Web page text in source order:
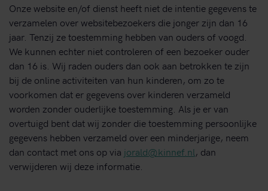
Onze website en/of dienst heeft niet de intentie gegevens te
verzamelen over websitebezoekers die jonger zijn dan 16
jaar. Tenzij ze toestemming hebben van ouders of voogd.
We kunnen echter niet controleren of een bezoeker ouder
dan 16 is. Wij raden ouders dan ook aan betrokken te zijn
bij de online activiteiten van hun kinderen, om zo te
voorkomen dat er gegevens over kinderen verzameld
worden zonder ouderlijke toestemming. Als je er van
overtuigd bent dat wij zonder die toestemming persoonlijke
gegevens hebben verzameld over een minderjarige, neem
dan contact met ons op via jorald@kinnef.nl, dan
verwijderen wij deze informatie.